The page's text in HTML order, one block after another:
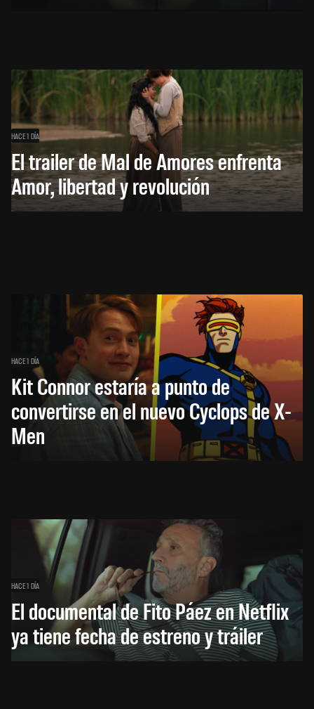
HACE 1 DÍA
El trailer de Mal de Amores enfrenta
Amor, libertad y revolución
HACE 1 DÍA
Kit Connor estaría a punto de
convertirse en el nuevo Cyclops de X-
Men
HACE 1 DÍA
El documental de Fito Páez en Netflix
ya tiene fecha de estreno y tráiler